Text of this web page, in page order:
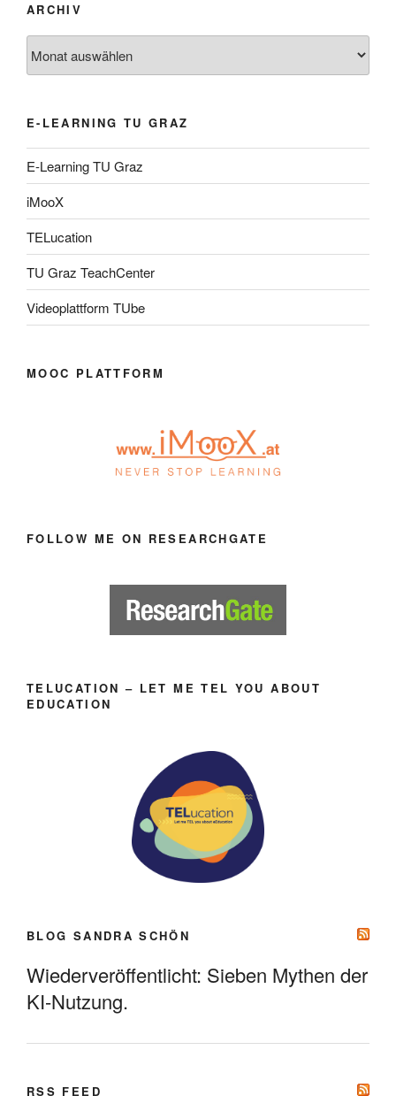
ARCHIV
E-LEARNING TU GRAZ
E-Learning TU Graz
iMooX
TELucation
TU Graz TeachCenter
Videoplattform TUbe
MOOC PLATTFORM
FOLLOW ME ON RESEARCHGATE
TELUCATION – LET ME TEL YOU ABOUT
EDUCATION
BLOG SANDRA SCHÖN
Wiederveröffentlicht: Sieben Mythen der
KI-Nutzung.
RSS FEED